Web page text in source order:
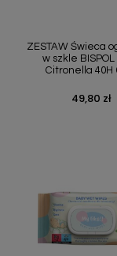
ZESTAW Świeca
w szkle
Citronella 40H
Cena
49,80 zł